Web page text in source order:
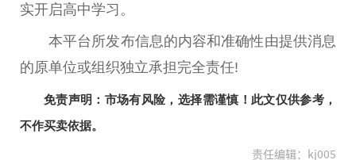
实开启高中学习。
本平台所发布信息的内容和准确性由提供消息
的原单位或组织独立承担完全责任!
免责声明：市场有风险，选择需谨慎！此文仅供参考，
不作买卖依据。
责任编辑：kj005